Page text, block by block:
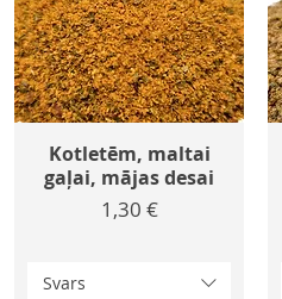
Kotletēm, maltai
gaļai, mājas desai
Cena
1,30 €
Svars